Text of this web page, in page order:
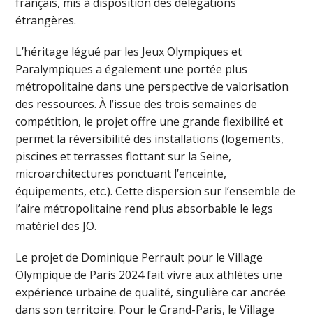
étrangères.
L’héritage légué par les Jeux Olympiques et
Paralympiques a également une portée plus
métropolitaine dans une perspective de valorisation
des ressources. À l’issue des trois semaines de
compétition, le projet offre une grande flexibilité et
permet la réversibilité des installations (logements,
piscines et terrasses flottant sur la Seine,
microarchitectures ponctuant l’enceinte,
équipements, etc.). Cette dispersion sur l’ensemble de
l’aire métropolitaine rend plus absorbable le legs
matériel des JO.
Le projet de Dominique Perrault pour le Village
Olympique de Paris 2024 fait vivre aux athlètes une
expérience urbaine de qualité, singulière car ancrée
dans son territoire. Pour le Grand-Paris, le Village